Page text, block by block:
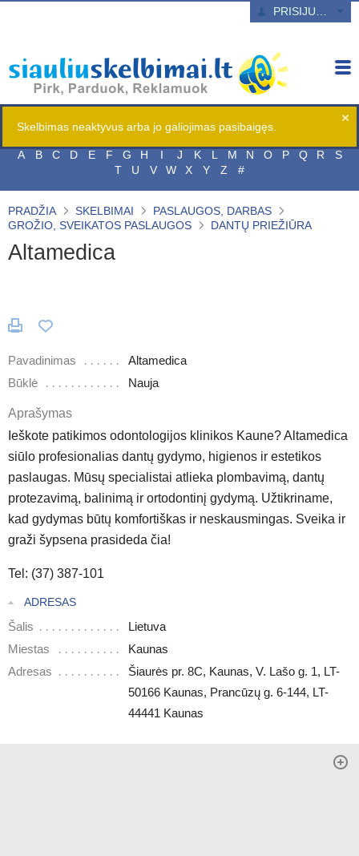
Skelbimas neaktyvus arba jo galiojimas pasibaigęs.
A B C D E F G H I J K L M N O P Q R
S
T
U V W X Y Z #
PRADŽIA SKELBIMAI
PASLAUGOS, DARBAS
GROŽIO, SVEIKATOS PASLAUGOS
DANTŲ PRIEŽIŪRA
Altamedica
Pavadinimas
Altamedica
Būklė
Nauja
Aprašymas
Ieškote patikimos odontologijos klinikos Kaune? Altamedica
siūlo profesionalias dantų gydymo, higienos ir estetikos
paslaugas. Mūsų specialistai atlieka plombavimą, dantų
protezavimą, balinimą ir ortodontinį gydymą. Užtikriname,
kad gydymas būtų komfortiškas ir neskausmingas. Sveika ir
graži šypsena prasideda čia!
Tel: (37) 387-101
ADRESAS
Šalis
Lietuva
Miestas
Kaunas
Adresas
Šiaurės pr. 8C, Kaunas, V. Lašo g. 1, LT-
50166 Kaunas, Prancūzų g. 6-144, LT-
44441 Kaunas